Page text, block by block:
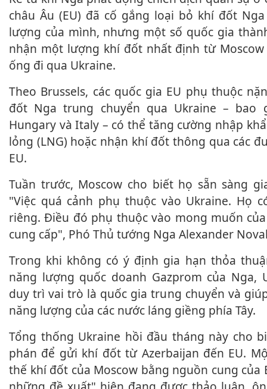
châu Âu (EU) đã cố gắng loại bỏ khí đốt
lượng của mình, nhưng một số quốc gia
nhận một lượng khí đốt nhất định từ
ống đi qua Ukraine.
Theo Brussels, các quốc gia EU phụ thuộc nặng nề nhất vào khí
đốt Nga trung chuyển qua Ukraine – bao
Hungary và Italy – có thể tăng cường nhập
lỏng (LNG) hoặc nhận khí đốt thông qua các
EU.
Tuần trước, Moscow cho biết họ sẵn sàng gia hạn thỏa thuận.
"Việc quá cảnh phụ thuộc vào Ukraine. Họ
riêng. Điều đó phụ thuộc vào mong muốn
cung cấp", Phó Thủ tướng Nga Alexander
Trong khi không có ý định gia hạn thỏa thuận với gã khổng lồ
năng lượng quốc doanh Gazprom của Nga,
duy trì vai trò là quốc gia trung chuyển và
năng lượng của các nước láng giềng phía Tây.
Tổng thống Ukraine hồi đầu tháng này cho biết Kiev đang đàm
phán để gửi khí đốt từ Azerbaijan đến EU.
thế khí đốt của Moscow bằng nguồn cung của